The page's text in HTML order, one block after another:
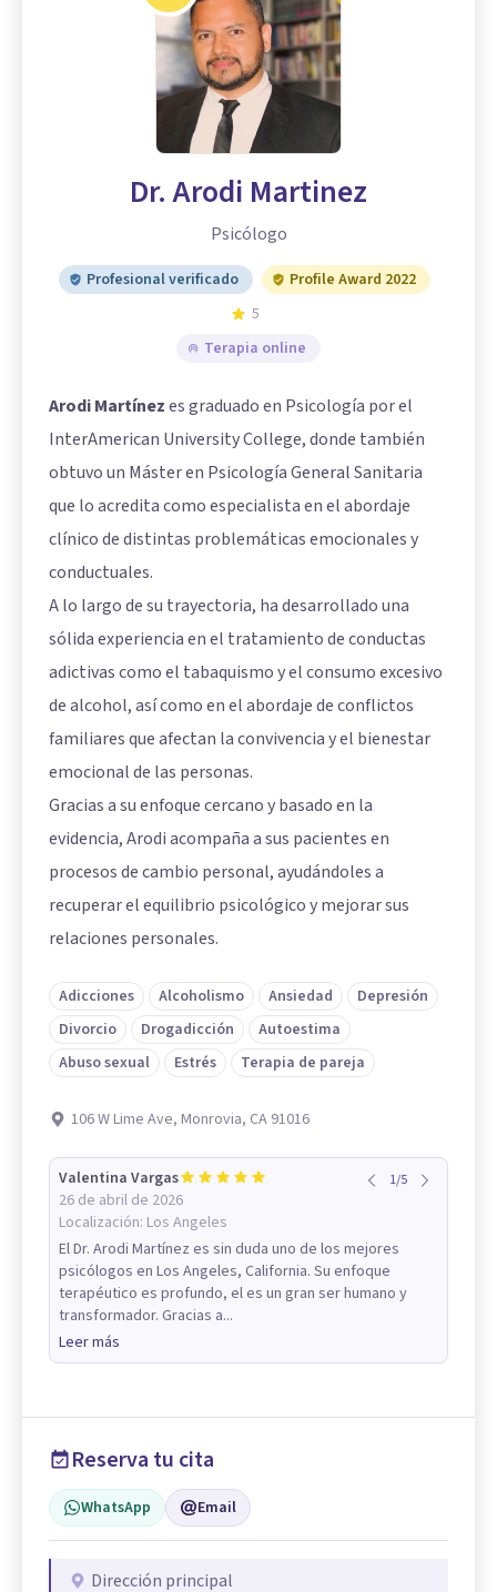
Dr. Arodi Martinez
Psicólogo
Profesional verificado
Profile Award 2022
5
Terapia online
Arodi Martínezes graduado en Psicología por el
InterAmerican University College, donde también
obtuvo un Máster en Psicología General Sanitaria
que lo acredita como especialista en el abordaje
clínico de distintas problemáticas emocionales y
conductuales.
A lo largo de su trayectoria, ha desarrollado una
sólida experiencia en el tratamiento de conductas
adictivas como el tabaquismo y el consumo excesivo
de alcohol, así como en el abordaje de conflictos
familiares que afectan la convivencia y el bienestar
emocional de las personas.
Gracias a su enfoque cercano y basado en la
evidencia, Arodi acompaña a sus pacientes en
procesos de cambio personal, ayudándoles a
recuperar el equilibrio psicológico y mejorar sus
relaciones personales.
Adicciones Alcoholismo Ansiedad
Depresión
Divorcio
Drogadicción
Autoestima
Abuso sexual
Estrés Terapia de pareja
106 W Lime Ave, Monrovia, CA 91016
Valentina Vargas
26 de abril de 2026
Localización: Los Angeles
1/5
El Dr. Arodi Martínez es sin duda uno de los mejores
psicólogos en Los Angeles, California. Su enfoque
terapéutico es profundo, el es un gran ser humano y
transformador. Gracias a...
Leer más
Reserva tu cita
WhatsApp Email
Dirección principal